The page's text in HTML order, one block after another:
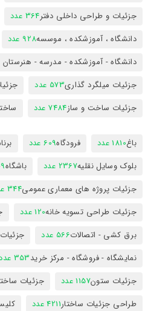
جزئیات و طراحی داخلی دفتر364 عدد
دانشگاه ، آموزشکده ، موسسه928 عدد
دانشگاه - آموزشکده - مدرسه - هنرستان
جزئیات میلگرد گذاری573 عدد
جزئیات ساخت و ساز7484 عدد
باغ1810 عدد فرودگاه609 عدد
بلوک وسایل نقلیه2367 عدد باشگاه
جزئیات پروژه های معماری عمومی344 عدد
جزئیات طراحی تسویه خانه120 عدد
برق کشی - اتصالات566 عدد
نمایشگاه - فروشگاه - مرکز خرید353 عدد
جزئیات ستون1157 عدد جزئیات
طراحی جزئیات ساختار4211 عدد